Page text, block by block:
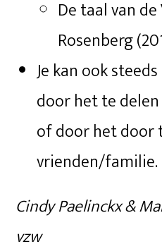
De taal van
Rosenberg
Je kan ook
door het te
of door het door
vrienden/familie.
Cindy Paelinckx &
vzw